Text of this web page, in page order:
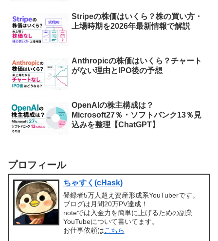
Stripeの株価はいくら？株の買い方・
上場時期を2026年最新情報で解説
Anthropicの株価はいくら？チャート
がない理由とIPO後の予想
OpenAIの株主構成は？
Microsoft27％・ソフトバンク13％見
込みを整理【ChatGPT】
プロフィール
ちゃすく(cHask)
登録者5万人超え資産形成系YouTuberです。
ブログは月間20万PV達成！
noteでは入金力を簡単に上げるための副業
YouTubeについて書いてます。
お仕事依頼はこちら